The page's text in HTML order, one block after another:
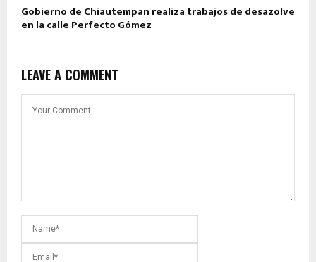
Gobierno de Chiautempan realiza trabajos de desazolve
en la calle Perfecto Gómez
LEAVE A COMMENT